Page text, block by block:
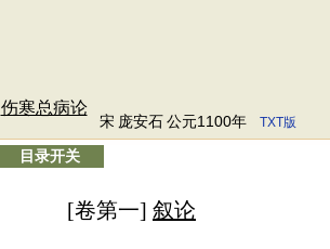
伤寒总病论
宋 庞安石 公元1100年 TXT版
目录开关